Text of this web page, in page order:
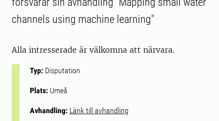
channels using machine learning"
Alla intresserade är välkomna att närvara.
Typ: Disputation
Plats: Umeå
Avhandling: Länk till avhandling